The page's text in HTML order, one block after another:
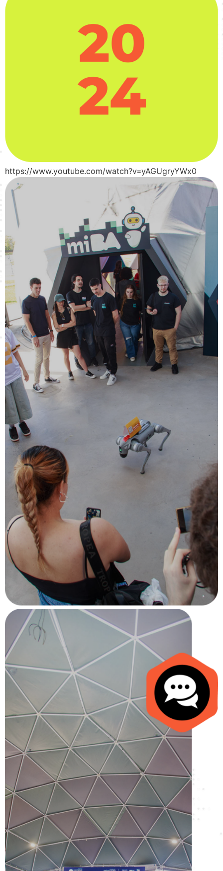
https://www.youtube.com/watch?v=yAGUgryYWx0